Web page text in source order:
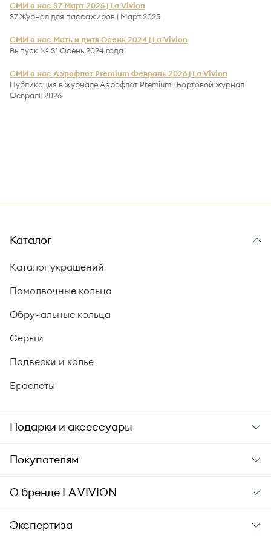
СМИ о нас S7 Март 2025 | La Vivion
S7 Журнал для пассажиров | Март 2025
СМИ о нас Мать и дитя Осень 2024 | La Vivion
Выпуск № 31 Осень 2024 года
СМИ о нас Аэрофлот Premium Февраль 2026 | La Vivion
Публикация в журнале Аэрофлот Premium | Бортовой журнал
Февраль 2026
Каталог
Каталог украшений
Помолвочные кольца
Обручальные кольца
Серьги
Подвески и колье
Браслеты
Подарки и аксессуары
Подарки
Уход за украшениями
Аксессуары
Покупателям
Заказ и оплата
Гарантия подлинности
О бренде LA VIVION
О компании
Экспертиза